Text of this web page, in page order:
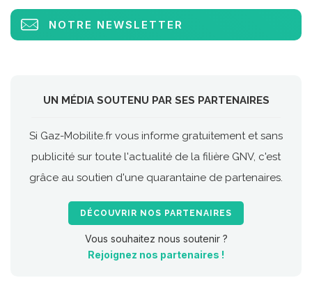
NOTRE NEWSLETTER
UN MÉDIA SOUTENU PAR SES PARTENAIRES
Si Gaz-Mobilite.fr vous informe gratuitement et sans
publicité sur toute l'actualité de la filière GNV, c'est
grâce au soutien d'une quarantaine de partenaires.
DÉCOUVRIR NOS PARTENAIRES
Vous souhaitez nous soutenir ?
Rejoignez nos partenaires !